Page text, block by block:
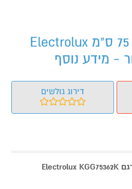
כיריים גז זכוכית 75 ס"מ Electrolux
דירוג גולשים
כיריים גז זכוכית 75 ס"מ דגם Electrolux KGG75362K